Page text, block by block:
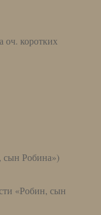
коротких
Робина»)
«Робин, сын